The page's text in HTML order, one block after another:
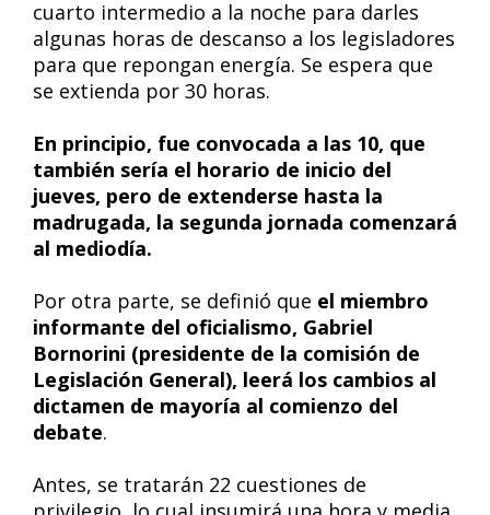
cuarto intermedio a la noche para darles
algunas horas de descanso a los legisladores
para que repongan energía. Se espera que
se extienda por 30 horas.
En principio, fue convocada a las 10, que
también sería el horario de inicio del
jueves, pero de extenderse hasta la
madrugada, la segunda jornada comenzará
al mediodía.
Por otra parte, se definió que el miembro
informante del oficialismo, Gabriel
Bornorini (presidente de la comisión de
Legislación General), leerá los cambios al
dictamen de mayoría al comienzo del
debate.
Antes, se tratarán 22 cuestiones de